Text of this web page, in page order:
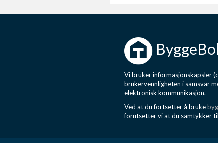
Vi bruker informasjonskapsler
brukervennligheten i samsvar
elektronisk kommunikasjon.
Ved at du fortsetter å bruke
forutsetter vi at du samtykker